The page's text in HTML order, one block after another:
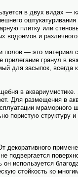
в двух видах —
оштукатуривания
плитку или
водоемов и
полов — это материал
прилегание гранул в
для засыпок, всегда
в
Для размещения в
мраморного
пористую структуру
подвергается
исполь­зуется
стойкость ко